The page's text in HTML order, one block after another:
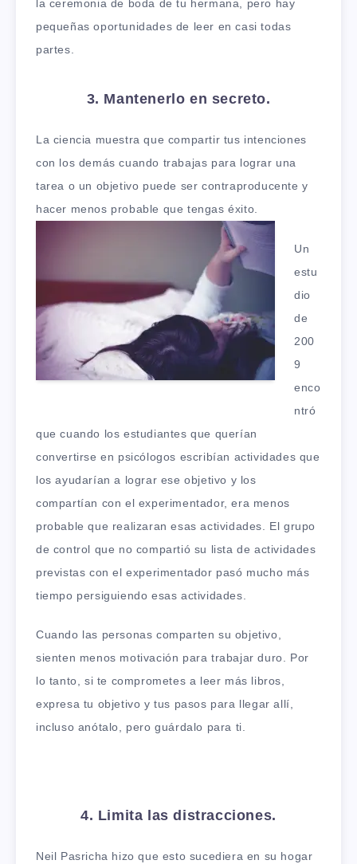
la ceremonia de boda de tu hermana, pero hay
pequeñas oportunidades de leer en casi todas
partes.
3. Mantenerlo en secreto.
La ciencia muestra que compartir tus intenciones
con los demás cuando trabajas para lograr una
tarea o un objetivo puede ser contraproducente y
hacer menos probable que tengas éxito.
Un
estu
dio
de
200
9
enco
ntró
que cuando los estudiantes que querían
convertirse en psicólogos escribían actividades que
los ayudarían a lograr ese objetivo y los
compartían con el experimentador, era menos
probable que realizaran esas actividades. El grupo
de control que no compartió su lista de actividades
previstas con el experimentador pasó mucho más
tiempo persiguiendo esas actividades.
Cuando las personas comparten su objetivo,
sienten menos motivación para trabajar duro. Por
lo tanto, si te comprometes a leer más libros,
expresa tu objetivo y tus pasos para llegar allí,
incluso anótalo, pero guárdalo para ti.
4. Limita las distracciones.
Neil Pasricha hizo que esto sucediera en su hogar